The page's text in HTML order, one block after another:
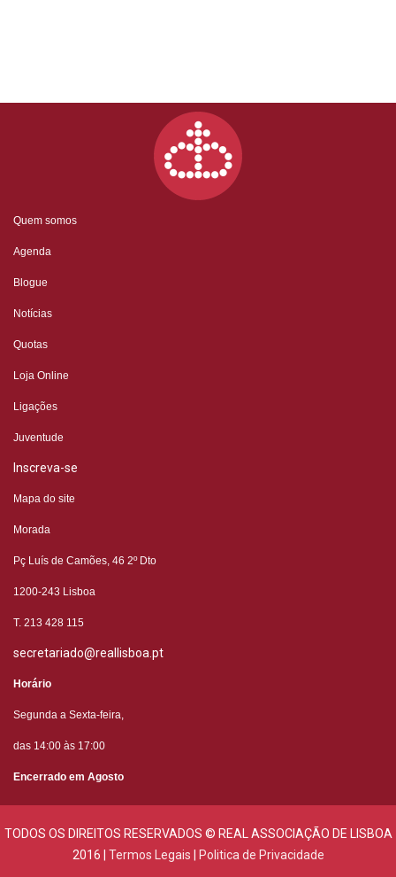
Quem somos
Agenda
Blogue
Notícias
Quotas
Loja Online
Ligações
Juventude
Inscreva-se
Mapa do site
Morada
Pç Luís de Camões, 46 2º Dto
1200-243 Lisboa
T. 213 428 115
secretariado@reallisboa.pt
Horário
Segunda a Sexta-feira,
das 14:00 às 17:00
Encerrado em Agosto
TODOS OS DIREITOS RESERVADOS © REAL ASSOCIAÇÃO DE LISBOA
2016 | Termos Legais | Politica de Privacidade